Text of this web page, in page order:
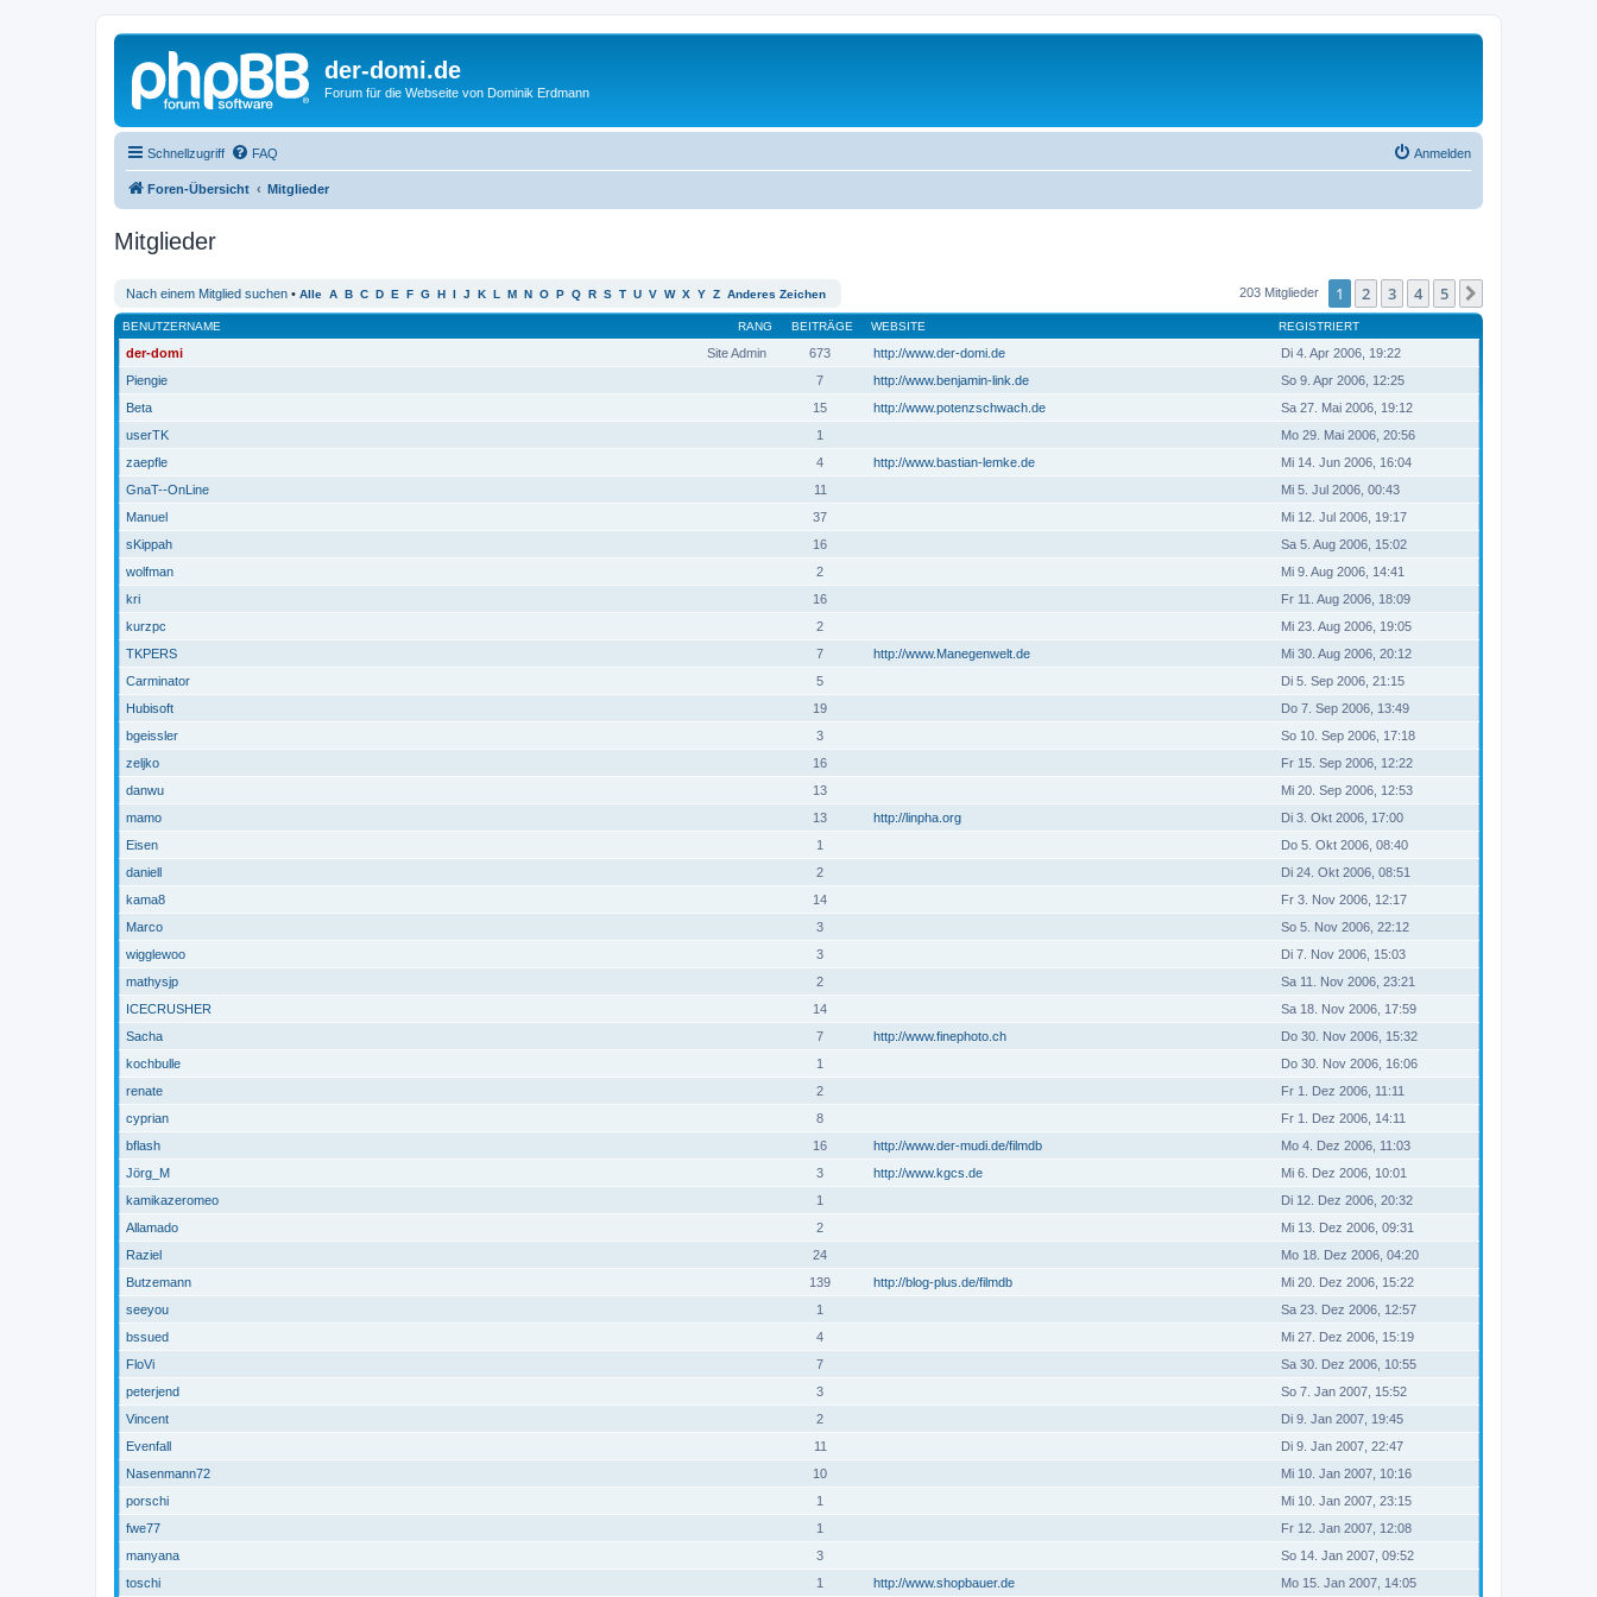
der-domi.de
Forum für die Webseite von Dominik Erdmann
Schnellzugriff FAQ Anmelden
Foren-Übersicht Mitglieder
Mitglieder
Nach einem Mitglied suchen • Alle A B C D E F G H I J K L M N O P Q R S T U V W X Y Z Anderes Zeichen 203 Mitglieder 1 2 3 4 5
RANG
BENUTZERNAME BEITRÄGE WEBSITE REGISTRIERT
Site Admin
der-domi 673 http://www.der-domi.de
Di 4. Apr 2006, 19:22
Piengie
7 http://www.benjamin-link.de
So 9. Apr 2006, 12:25
Beta
15 http://www.potenzschwach.de
Sa 27. Mai 2006, 19:12
userTK
1
Mo 29. Mai 2006, 20:56
zaepfle
4 http://www.bastian-lemke.de
Mi 14. Jun 2006, 16:04
GnaT--OnLine
11
Mi 5. Jul 2006, 00:43
Manuel
37
Mi 12. Jul 2006, 19:17
sKippah
16
Sa 5. Aug 2006, 15:02
wolfman
2
Mi 9. Aug 2006, 14:41
kri
16
Fr 11. Aug 2006, 18:09
kurzpc
2
Mi 23. Aug 2006, 19:05
TKPERS
7 http://www.Manegenwelt.de
Mi 30. Aug 2006, 20:12
Carminator
5
Di 5. Sep 2006, 21:15
Hubisoft
19
Do 7. Sep 2006, 13:49
bgeissler
3
So 10. Sep 2006, 17:18
zeljko
16
Fr 15. Sep 2006, 12:22
danwu
13
Mi 20. Sep 2006, 12:53
mamo
13 http://linpha.org
Di 3. Okt 2006, 17:00
Eisen
1
Do 5. Okt 2006, 08:40
daniell
2
Di 24. Okt 2006, 08:51
kama8
14
Fr 3. Nov 2006, 12:17
Marco
3
So 5. Nov 2006, 22:12
wigglewoo
3
Di 7. Nov 2006, 15:03
mathysjp
2
Sa 11. Nov 2006, 23:21
ICECRUSHER
14
Sa 18. Nov 2006, 17:59
Sacha
7 http://www.finephoto.ch
Do 30. Nov 2006, 15:32
kochbulle
1
Do 30. Nov 2006, 16:06
renate
2
Fr 1. Dez 2006, 11:11
cyprian
8
Fr 1. Dez 2006, 14:11
bflash
16 http://www.der-mudi.de/filmdb
Mo 4. Dez 2006, 11:03
Jörg_M
3 http://www.kgcs.de
Mi 6. Dez 2006, 10:01
kamikazeromeo
1
Di 12. Dez 2006, 20:32
Allamado
2
Mi 13. Dez 2006, 09:31
Raziel
24
Mo 18. Dez 2006, 04:20
Butzemann
139 http://blog-plus.de/filmdb
Mi 20. Dez 2006, 15:22
seeyou
1
Sa 23. Dez 2006, 12:57
bssued
4
Mi 27. Dez 2006, 15:19
FloVi
7
Sa 30. Dez 2006, 10:55
peterjend
3
So 7. Jan 2007, 15:52
Vincent
2
Di 9. Jan 2007, 19:45
Evenfall
11
Di 9. Jan 2007, 22:47
Nasenmann72
10
Mi 10. Jan 2007, 10:16
porschi
1
Mi 10. Jan 2007, 23:15
fwe77
1
Fr 12. Jan 2007, 12:08
manyana
3
So 14. Jan 2007, 09:52
toschi
1 http://www.shopbauer.de Mo 15. Jan 2007, 14:05